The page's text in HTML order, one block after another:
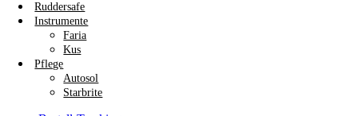
Ruddersafe
Instrumente
Faria
Kus
Pflege
Autosol
Starbrite